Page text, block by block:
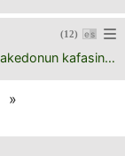
(12)
attirmayin makedonun kafasini
»